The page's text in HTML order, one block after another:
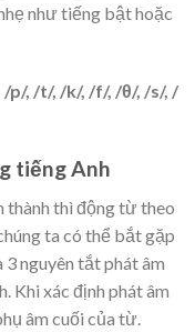
như tiếng bật hoặc
/p/, /t/, /k/, /f/, /θ/, /s/, /
tiếng Anh
thành thì động từ theo
ta có thể bắt gặp
nguyên tắt phát âm
Khi xác định phát âm
âm cuối của từ.